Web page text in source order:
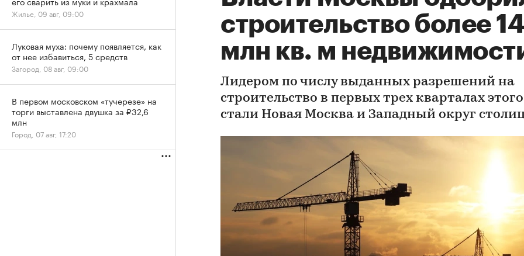
строительство более 14
млн кв. м
Лидером по числу выданных разрешений на
строительство в первых трех кварталах
стали Новая Москва и Западный округ
Жилье, 09 авг, 09:00
Луковая муха: почему появляется, как
от нее избавиться, 5 средств
Загород, 08 авг, 09:00
В первом московском «тучерезе» на
торги выставлена двушка за ₽32,6
млн
Город, 07 авг, 17:20